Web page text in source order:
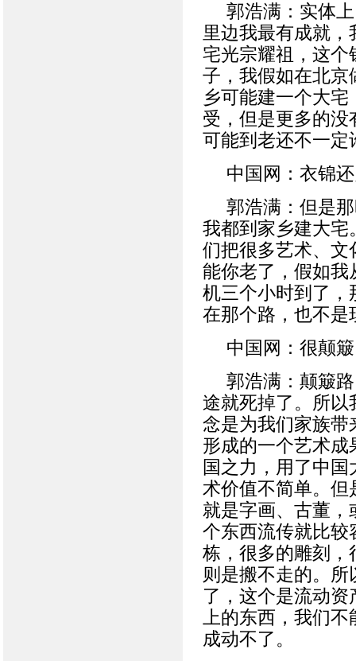
郭浩满：实体
里边我最有成就
宅光宗耀祖，这个
子，我假如在北京
乡可能建一个大
受，但是更多的
可能到老还不一定
中国网：衣锦
郭浩满：但是
我都到家乡建大宅
们把很多艺术、文
能你老了，假如我
机三个小时到了，
在那个路，也不是
中国网：很颠
郭浩满：颠簸
途就死掉了。所以
念是为我们家族带
形成的一个艺术
国之力，用了中
术价值不简单。
就是字画、古董
个东西流传就比较
栋，很多的雕刻，
则是搬不走的。
了，这个是流动
上的东西，我们
成动不了。